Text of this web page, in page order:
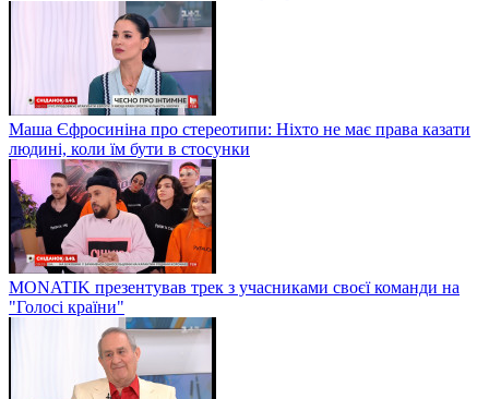
Маша Єфросиніна про стереотипи: Ніхто не має права казати
людині, коли їм бути в стосунки
MONATIK презентував трек з учасниками своєї команди на
"Голосі країни"